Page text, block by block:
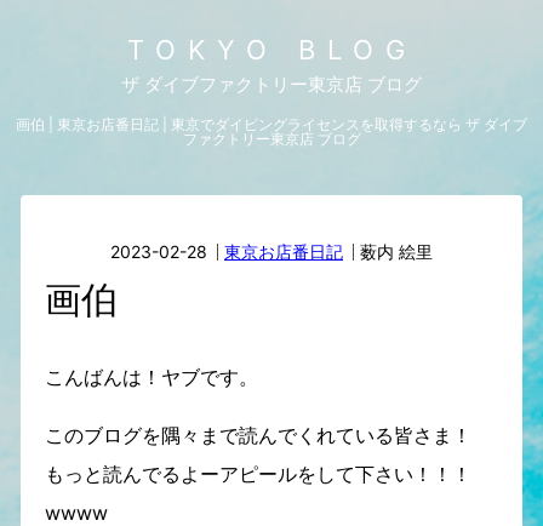
TOKYO BLOG
ザ ダイブファクトリー東京店 ブログ
画伯 | 東京お店番日記 | 東京でダイビングライセンスを取得するなら ザ ダイブ
ファクトリー東京店 ブログ
2023-02-28 東京お店番日記 薮内 絵里
画伯
こんばんは！ヤブです。
このブログを隅々まで読んでくれている皆さま！
もっと読んでるよーアピールをして下さい！！！
wwww